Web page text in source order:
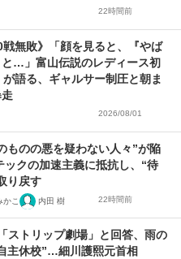
22時間前
戦無敗》「顔を見ると、『やば
と…」富山伝説のレディース初
語る、ギャルサー制圧と朝ま
2026/08/01
ものの悪を疑わない人々”が陥
ックの加速主義に抵抗し、“待
り戻す
かこ 内田 樹 22時間前
ストリップ劇場」と回答、雨の
主休校”…細川護熙元首相